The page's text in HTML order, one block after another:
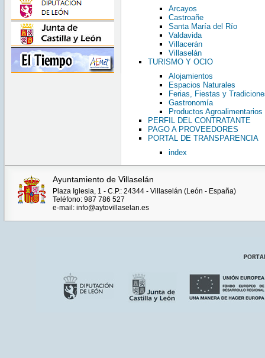
Arcayos
Castroañe
Santa María del Río
Valdavida
Villacerán
Villaselán
TURISMO Y OCIO
Alojamientos
Espacios Naturales
Ferias, Fiestas y
Gastronomía
Productos Agroalimentarios
PERFIL DEL CONTRATANTE
PAGO A PROVEEDORES
PORTAL DE TRANSPARENCIA
index
Ayuntamiento de Villaselán
Plaza Iglesia, 1 - C.P.: 24344 - Villaselán (León - España)
Teléfono: 987 786 527
e-mail: info@aytovillaselan.es